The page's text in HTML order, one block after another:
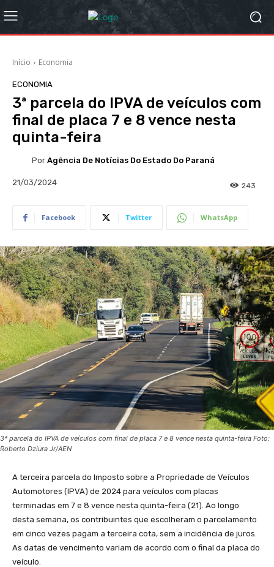
Início Economia
ECONOMIA
3ª parcela do IPVA de veículos com
final de placa 7 e 8 vence nesta
quinta-feira
Por Agência De Notícias Do Estado Do Paraná
21/03/2024 243
Facebook Twitter WhatsApp
3ª parcela do IPVA de veículos com final de placa 7 e 8 vence nesta quinta-feira Foto:
Roberto Dziura Jr/AEN
A terceira parcela do Imposto sobre a Propriedade de Veículos
Automotores (IPVA) de 2024 para veículos com placas
terminadas em 7 e 8 vence nesta quinta-feira (21). Ao longo
desta semana, os contribuintes que escolheram o parcelamento
em cinco vezes pagam a terceira cota, sem a incidência de juros.
As datas de vencimento variam de acordo com o final da placa do
veículo.